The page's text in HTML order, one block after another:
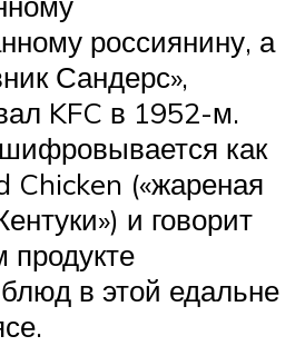
россиянину, а
Сандерс»,
KFC в 1952-м.
как
Chicken («жареная
и говорит
продукте
в этой едальне